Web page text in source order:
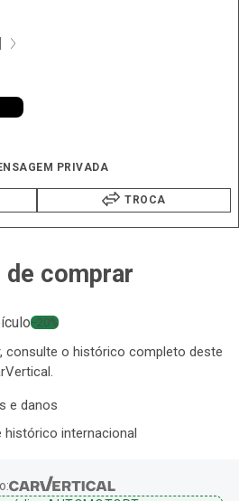
PRIVADA
TROCA
comprar
−20%
consulte o histórico completo deste
e danos
histórico internacional